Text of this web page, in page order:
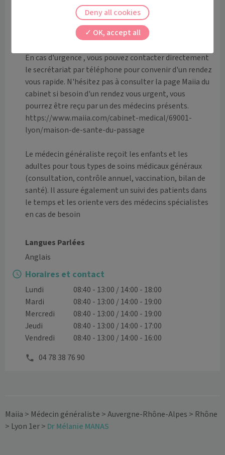
Vous pouvez prendre rendez-vous directement sur
internet en choisissant l`horaire qui vous convient le
En cas d'urgence , vous pouvez contacter directement
le secrétariat par téléphone pour convenir d'un rendez
vous rapide. N'hésitez pas à consulter la page Maiia du
cabinet si besoin d'un rendez vous urgent, vous
pourrez être reçu par un des médecins présents.
https://www.maiia.com/cabinet-medical/69001-
lyon/maison-de-sante-du-passage
Le médecin généraliste reçoit les enfants et les
adultes pour tous types de soins médicaux généraux
(consultation, contrôle annuel, vaccination, bilan de
santé). Il assure également un suivi des patients dans
le temps et les oriente vers des médecins spécialistes
en cas de besoin
Langues Parlées
Anglais
Horaires et contact
Lundi
08:40 - 13:00 / 14:00 - 18:00
Mardi
08:40 - 13:00 / 14:00 - 19:00
Mercredi
08:40 - 13:00 / 14:00 - 19:00
Jeudi
08:40 - 13:00 / 14:00 - 17:00
Vendredi
08:40 - 13:00 / 14:00 - 16:00
04 78 38 76 90
Maiia > Médecin généraliste >Auvergne-Rhône-Alpes > Rhône
> Lyon 1er> Dr Mélanie MANAS
OK, accept all
Deny all cookies